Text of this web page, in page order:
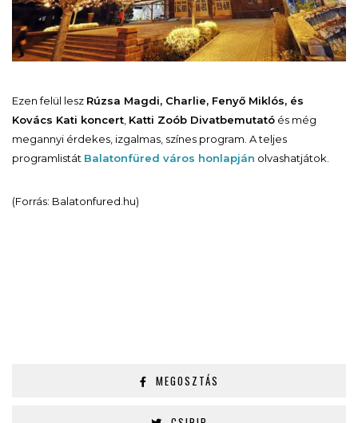
Ezen felül lesz Rúzsa Magdi, Charlie, Fenyő Miklós, és
Kovács Kati koncert Katti Zoób Divatbemutató és még
megannyi érdekes, izgalmas, színes program. A teljes
programlistát Balatonfüred város honlapján olvashatjátok.
(Forrás: Balatonfured.hu)
MEGOSZTÁS